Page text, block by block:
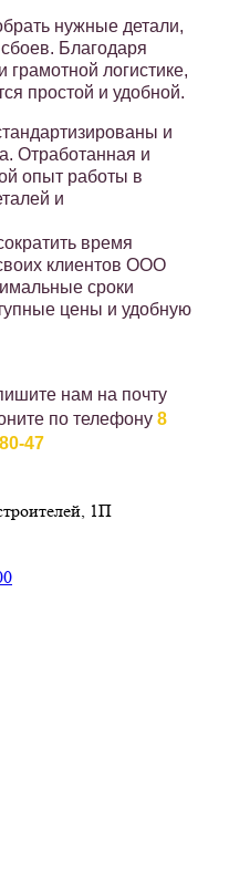
нужные детали,
Благодаря
грамотной логистике,
простой и удобной.
и
Отработанная и
опыт работы в
и
время
клиентов ООО
сроки
цены и удобную
нам на почту
по телефону 8
47
1П